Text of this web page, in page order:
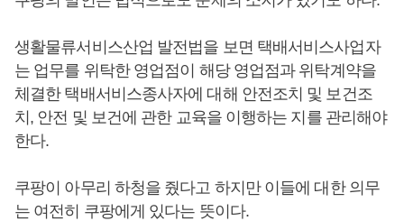
생활물류서비스산업 발전법을 보면 택배서비스사업자
는 업무를 위탁한 영업점이 해당 영업점과 위탁계약을
체결한 택배서비스종사자에 대해 안전조치 및 보건조
치, 안전 및 보건에 관한 교육을 이행하는 지를 관리해야
한다.
쿠팡이 아무리 하청을 줬다고 하지만 이들에 대한 의무
는 여전히 쿠팡에게 있다는 뜻이다.